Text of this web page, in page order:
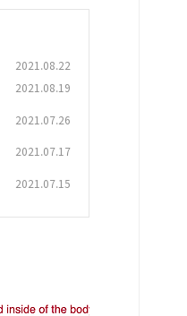
2021.08.22
2021.08.19
2021.07.26
2021.07.17
2021.07.15